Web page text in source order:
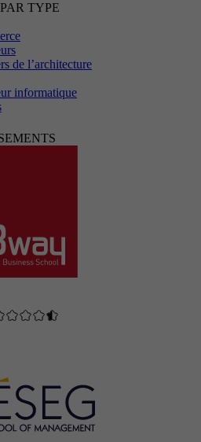
TYPE
de l’architecture
informatique